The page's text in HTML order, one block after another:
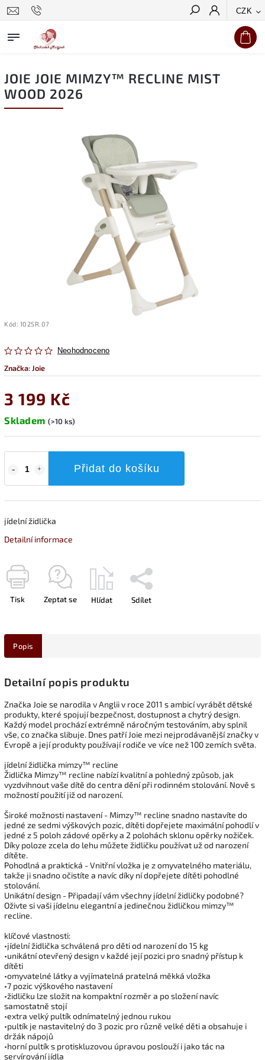
CZK
Hledat
JOIE JOIE MIMZY™ RECLINE MIST
WOOD 2026
Kód: 1025R.07
Neohodnoceno
Značka: Joie
3 199 Kč
Skladem (>10 ks)
Přidat do košíku
jídelní židlička
Detailní informace
Tisk Zeptat se Hlídat Sdílet
Popis
Detailní popis produktu
Značka Joie se narodila v Anglii v roce 2011 s ambicí vyrábět dětské
produkty, které spojují bezpečnost, dostupnost a chytrý design.
Každý model prochází extrémně náročným testováním, aby splnil
vše, co značka slibuje. Dnes patří Joie mezi nejprodávanější značky v
Evropě a její produkty používají rodiče ve více než 100 zemích světa.
jídelní židlička mimzy™ recline
Židlička Mimzy™ recline nabízí kvalitní a pohledný způsob, jak
vyzdvihnout vaše dítě do centra dění při rodinném stolování. Nově s
možností použití již od narození.
Široké možnosti nastavení - Mimzy™ recline snadno nastavíte do
jedné ze sedmi výškových pozic, dítěti dopřejete maximální pohodlí v
jedné z 5 poloh zádové opěrky a 2 polohách sklonu opěrky nožiček.
Díky poloze zcela do lehu můžete židličku používat už od narození
dítěte.
Pohodlná a praktická - Vnitřní vložka je z omyvatelného materiálu,
takže ji snadno očistíte a navíc díky ní dopřejete dítěti pohodlné
stolování.
Unikátní design - Připadají vám všechny jídelní židličky podobné?
Oživte si vaši jídelnu elegantní a jedinečnou židličkou mimzy™
recline.
klíčové vlastnosti:
•jídelní židlička schválená pro děti od narození do 15 kg
•unikátní otevřený design v každé její pozici pro snadný přístup k
dítěti
•omyvatelné látky a vyjímatelná pratelná měkká vložka
•7 pozic výškového nastavení
•židličku lze složit na kompaktní rozměr a po složení navíc
samostatně stojí
•extra velký pultík odnímatelný jednou rukou
•pultík je nastavitelný do 3 pozic pro různě velké děti a obsahuje i
držák nápojů
•horní pultík s protiskluzovou úpravou poslouží i jako tác na
servírování jídla